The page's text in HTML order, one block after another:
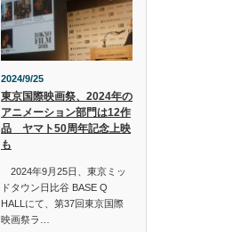
2024/9/25
東京国際映画祭、2024年の
アニメーション部門は12作
品 ヤマト50周年記念上映
も
2024年9月25日、東京ミッ
ドタウン日比谷 BASE Q
HALLにて、第37回東京国際
映画祭ラ…